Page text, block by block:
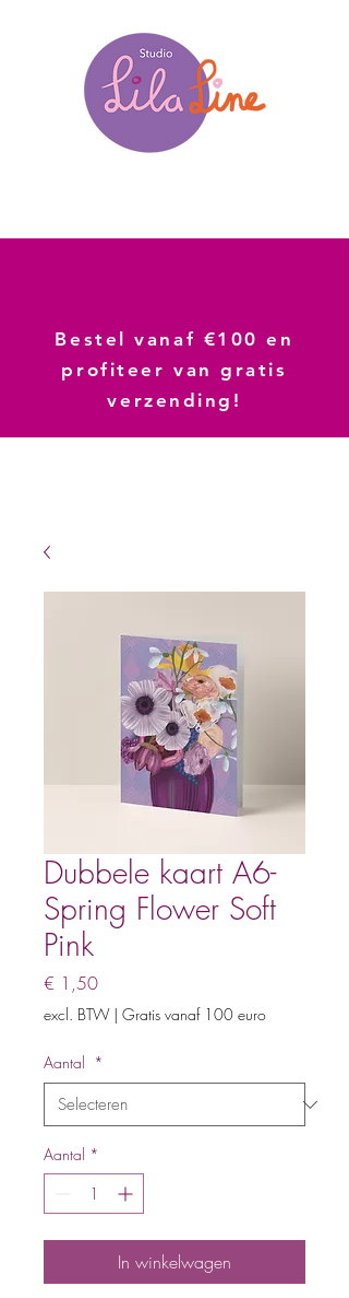
Bestel vanaf €100 en
profiteer van gratis
verzending!
Dubbele kaart A6-
Spring Flower Soft
Pink
€ 1,50Prijs
excl. BTW| Gratis vanaf 100 euro
Aantal *
Aantal *
In winkelwagen